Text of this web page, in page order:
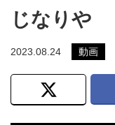
じなりや
2023.08.24 動画